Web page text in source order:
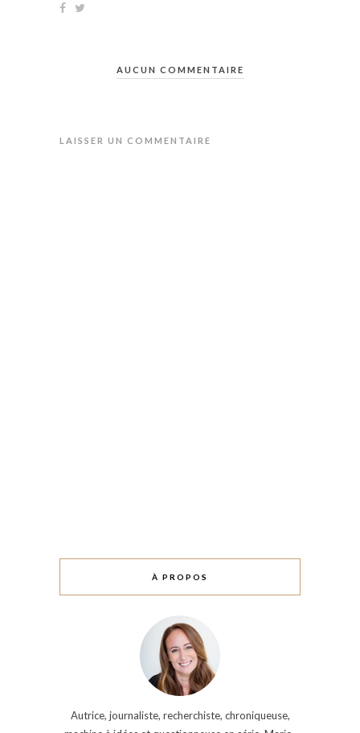
AUCUN COMMENTAIRE
LAISSER UN COMMENTAIRE
À PROPOS
Autrice, journaliste, recherchiste, chroniqueuse,